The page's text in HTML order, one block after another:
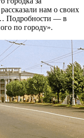
нам о своих
Подробности — в
по городу».